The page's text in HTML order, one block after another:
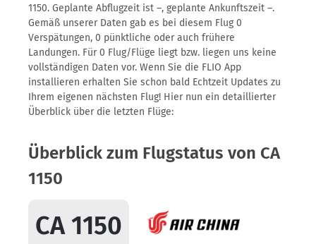
1150. Geplante Abflugzeit ist –, geplante Ankunftszeit –.
Gemäß unserer Daten gab es bei diesem Flug 0
Verspätungen, 0 pünktliche oder auch frühere
Landungen. Für 0 Flug/Flüge liegt bzw. liegen uns keine
vollständigen Daten vor. Wenn Sie die FLIO App
installieren erhalten Sie schon bald Echtzeit Updates zu
Ihrem eigenen nächsten Flug! Hier nun ein detaillierter
Überblick über die letzten Flüge:
Überblick zum Flugstatus von CA
1150
CA 1150